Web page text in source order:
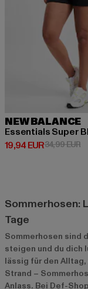
NEW BALANCE
19,94 EUR
Derzeitiger Preis:
34,99 EUR
Sommerhosen:
Tage
Sommerhosen sind
steigen und du dich
lässig für den
Strand –
Anlass. Bei Def-